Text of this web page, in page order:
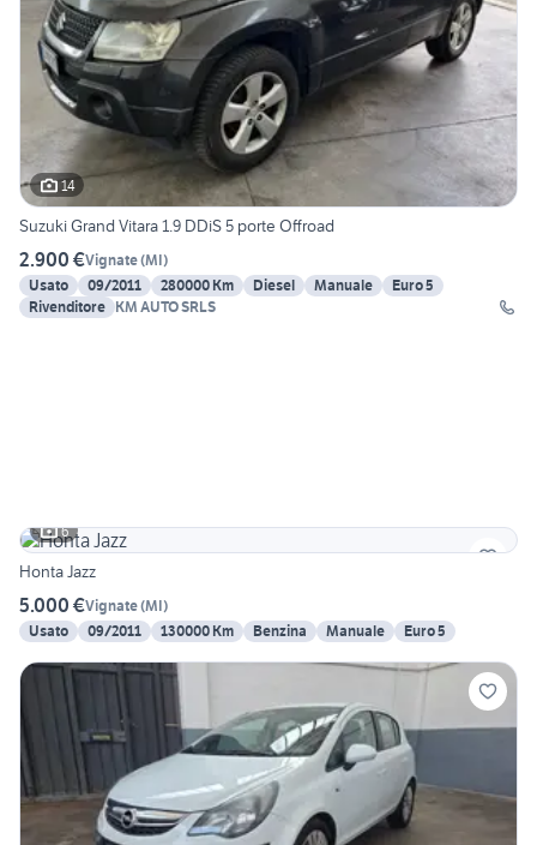
14
Suzuki Grand Vitara 1.9 DDiS 5 porte Offroad
2.900 €Vignate(MI)
Usato
09/2011 280000 Km Diesel Manuale
Euro 5
Rivenditore KM AUTO SRLS
6
Honta Jazz
5.000 €Vignate(MI)
Usato
09/2011 130000 Km Benzina Manuale Euro 5